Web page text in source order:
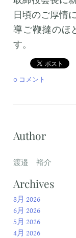
日頃のご厚情
導ご鞭撻のほ
す。
0 コメント
Author
渡邉 裕介
Archives
8月 2026
6月 2026
5月 2026
4月 2026